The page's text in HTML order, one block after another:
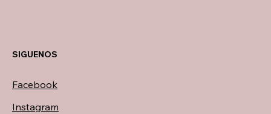
SIGUENOS
Facebook
Instagram